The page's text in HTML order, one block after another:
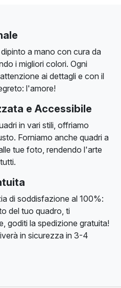
a mano con cura da
i migliori colori. Ogni
ai dettagli e con il
l'amore!
e Accessibile
in vari stili, offriamo
Forniamo anche quadri a
tue foto, rendendo l'arte
di soddisfazione al 100%:
del tuo quadro, ti
goditi la spedizione gratuita!
in sicurezza in 3-4